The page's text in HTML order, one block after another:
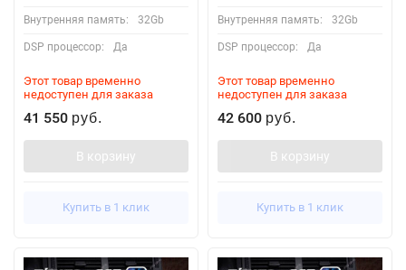
Внутренняя память: 32Gb
DSP процессор: Да
Этот товар временно
недоступен для заказа
41 550 руб.
В корзину
Купить в 1 клик
Внутренняя память: 32Gb
DSP процессор: Да
Этот товар временно
недоступен для заказа
42 600 руб.
В корзину
Купить в 1 клик